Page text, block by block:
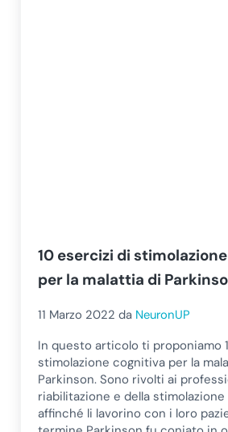
10 esercizi di
per la malattia di
11 Marzo 2022 da NeuronUP
In questo articolo ti proponiamo
stimolazione cognitiva per la
Parkinson. Sono rivolti ai
riabilitazione e della
affinché li lavorino con i loro